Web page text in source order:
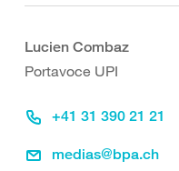
Lucien Combaz
Portavoce UPI
+41 31 390 21 21
medias@bpa.ch